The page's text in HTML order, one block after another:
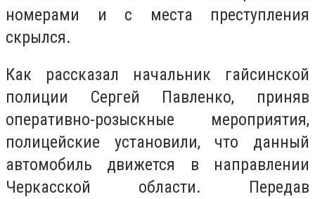
номерами и с места преступления
скрылся.
Как рассказал начальник гайсинской
полиции Сергей Павленко, приняв
оперативно-розыскные мероприятия,
полицейские установили, что данный
автомобиль движется в направлении
Черкасской области. Передав